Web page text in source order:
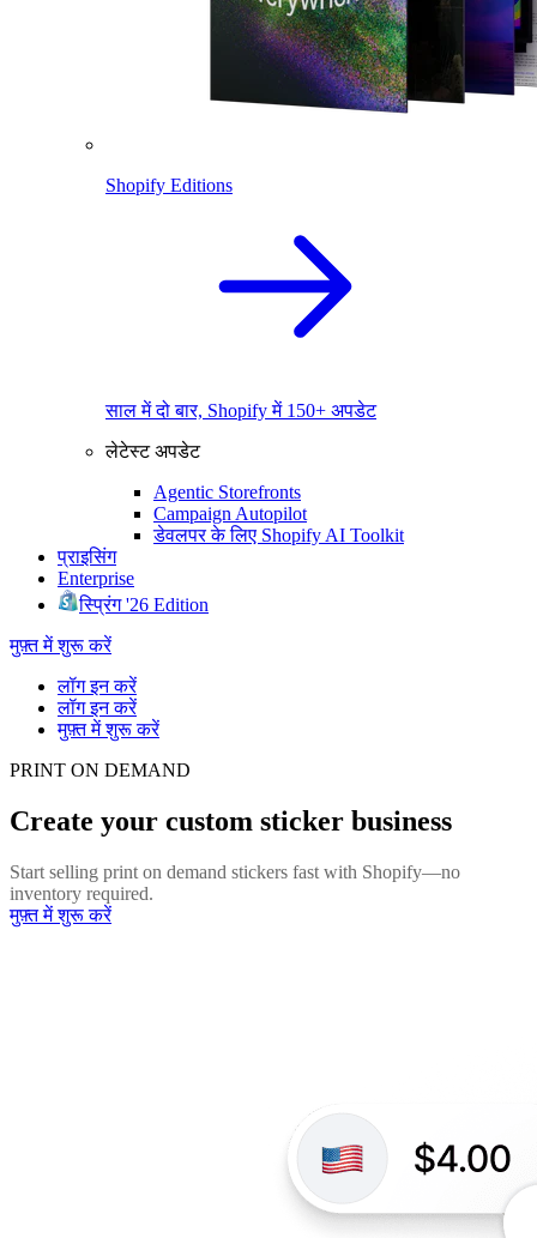
Shopify Editions
साल में दो बार, Shopify में 150+ अपडेट
लेटेस्ट अपडेट
Agentic Storefronts
Campaign Autopilot
डेवलपर के लिए Shopify AI Toolkit
प्राइसिंग
Enterprise
स्प्रिंग '26 Edition
मुफ़्त में शुरू करें
लॉग इन करें
लॉग इन करें
मुफ़्त में शुरू करें
PRINT ON DEMAND
Create your custom sticker business
Start selling print on demand stickers fast with Shopify—no
inventory required.
मुफ़्त में शुरू करें